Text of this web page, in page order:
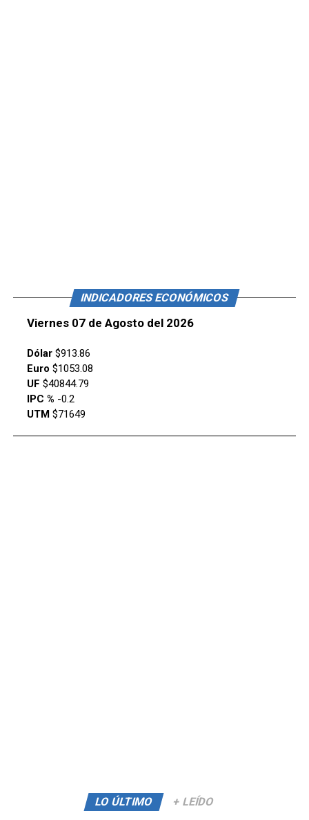
INDICADORES ECONÓMICOS
Viernes 07 de Agosto del 2026
Dólar$913.86
Euro $1053.08
UF $40844.79
IPC % -0.2
UTM $71649
LO ÚLTIMO + LEÍDO